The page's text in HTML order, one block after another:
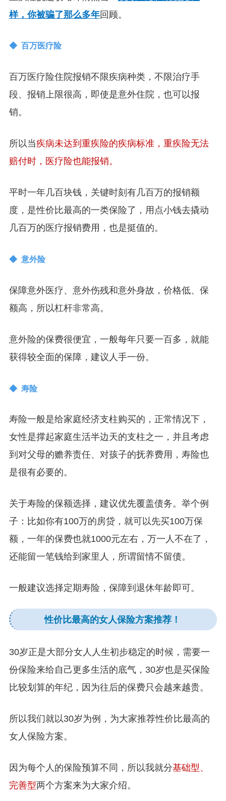
样，你被骗了那么多年回顾。
◆ 百万医疗险
百万医疗险住院报销不限疾病种类，不限治疗手
段、报销上限很高，即使是意外住院，也可以报
销。
所以当疾病未达到重疾险的疾病标准，重疾险无法
赔付时，医疗险也能报销。
平时一年几百块钱，关键时刻有几百万的报销额
度，是性价比最高的一类保险了，用点小钱去撬动
几百万的医疗报销费用，也是挺值的。
◆ 意外险
保障意外医疗、意外伤残和意外身故，价格低、保
额高，所以杠杆非常高。
意外险的保费很便宜，一般每年只要一百多，就能
获得较全面的保障，建议人手一份。
◆ 寿险
寿险一般是给家庭经济支柱购买的，正常情况下，
女性是撑起家庭生活半边天的支柱之一，并且考虑
到对父母的赡养责任、对孩子的抚养费用，寿险也
是很有必要的。
关于寿险的保额选择，建议优先覆盖债务。举个例
子：比如你有100万的房贷，就可以先买100万保
额，一年的保费也就1000元左右，万一人不在了，
还能留一笔钱给到家里人，所谓留情不留债。
一般建议选择定期寿险，保障到退休年龄即可。
性价比最高的女人保险方案推荐！
30岁正是大部分女人人生初步稳定的时候，需要一
份保险来给自己更多生活的底气，30岁也是买保险
比较划算的年纪，因为往后的保费只会越来越贵。
所以我们就以30岁为例，为大家推荐性价比最高的
女人保险方案。
因为每个人的保险预算不同，所以我就分基础型、
完善型两个方案来为大家介绍。